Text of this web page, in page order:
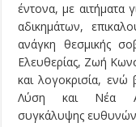
έντονα, με αιτήματα
αδικημάτων,
ανάγκη θεσμικής
Ελευθερίας, Ζωή
και λογοκρισία,
Λύση και Νέα
συγκάλυψης